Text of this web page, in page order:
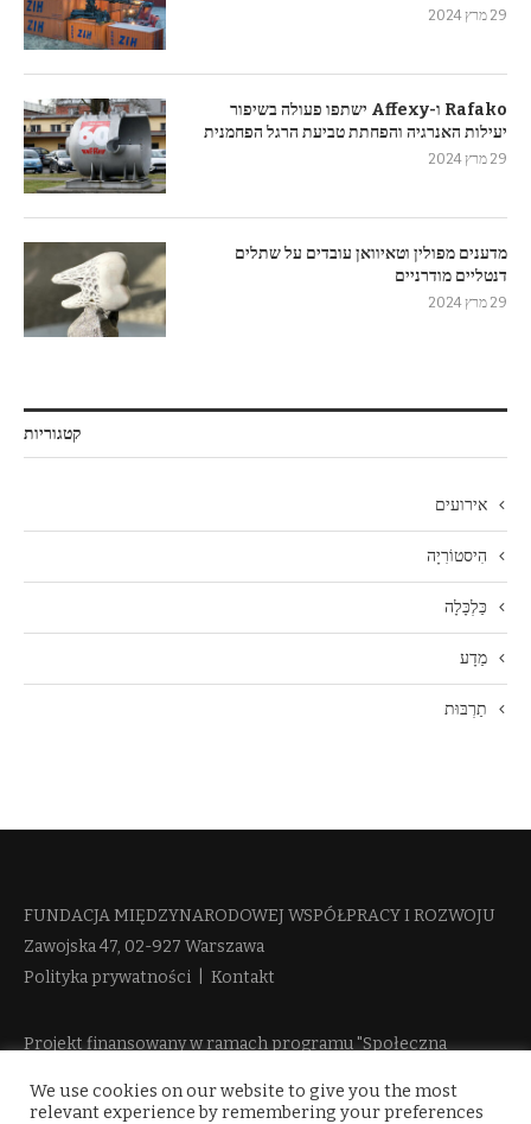
29 מרץ 2024
Rafako ו-Affexy ישתפו פעולה בשיפור
יעילות האנרגיה והפחתת טביעת הרגל הפחמנית
29 מרץ 2024
מדענים מפולין וטאיוואן עובדים על שתלים
דנטליים מודרניים
29 מרץ 2024
קטגוריות
אירועים
הִיסטוֹרִיָה
כַּלְכָּלָה
מַדָע
תַרְבּוּת
FUNDACJA MIĘDZYNARODOWEJ WSPÓŁPRACY I ROZWOJU​
Zawojska 47, 02-927 Warszawa
Polityka prywatności
Kontakt
Projekt finansowany w ramach programu "Społeczna
więcej informacji
We use cookies on our website to give you the most
relevant experience by remembering your preferences